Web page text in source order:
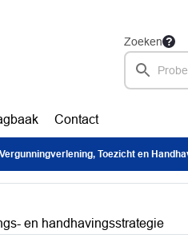
Zoeken
Contact
Toezicht en Handhaving uitvoerings- en
en handhavingsstrategie